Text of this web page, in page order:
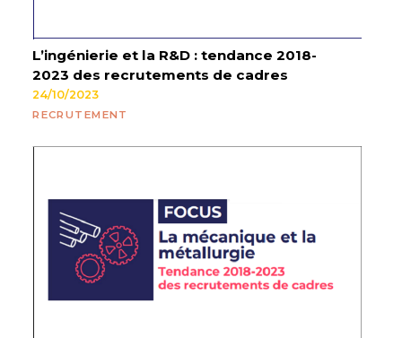
L’ingénierie et la R&D : tendance 2018-
2023 des recrutements de cadres
24/10/2023
RECRUTEMENT